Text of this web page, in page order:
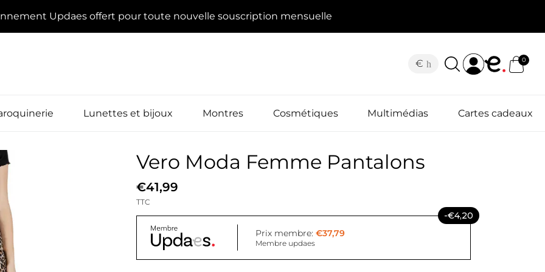
Updaes offert pour toute nouvelle souscription mensuelle
€ 0
Lunettes et bijoux Montres Cosmétiques Multimédias Cartes cadeaux
Vero Moda Femme Pantalons
€41,99
TTC
-€4,20
Prix membre: €37,79
Membre updaes